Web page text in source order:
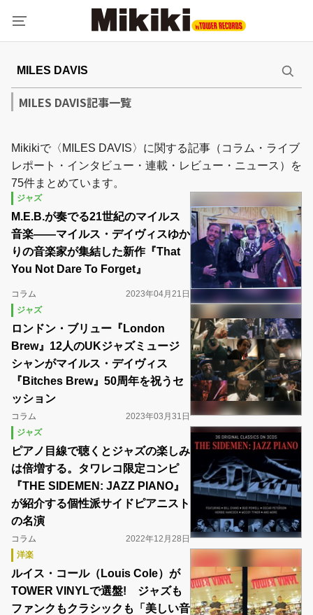
MILES DAVIS記事一覧
Mikikiで〈MILES DAVIS〉に関する記事（コラム・ライブ
レポート・インタビュー・連載・レビュー・ニュース）を
75件まとめています。
ジャズ
M.E.B.が奏でる21世紀のマイルス
音楽――マイルス・デイヴィスゆか
りの音楽家が集結した新作『That
You Not Dare To Forget』
コラム
2023年04月21日
ジャズ
ロンドン・ブリュー『London
Brew』12人のUKジャズミュージ
シャンがマイルス・デイヴィス
『Bitches Brew』50周年を祝うセ
ッション
コラム
2023年03月31日
ジャズ
ピアノ目線で聴くとジャズの楽しみ
は倍増する。タワレコ限定コンピ
『THE SIDEMEN: JAZZ PIANO』
が紹介する個性派サイドピアニスト
の名演
コラム
2022年12月28日
洋楽
ルイス・コール（Louis Cole）が
TOWER VINYLで選盤! ジャズも
ファンクもクラシックも「美しい音